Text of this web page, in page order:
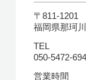
〒811-1201
福岡県那珂
TEL
050-5472-
営業時間